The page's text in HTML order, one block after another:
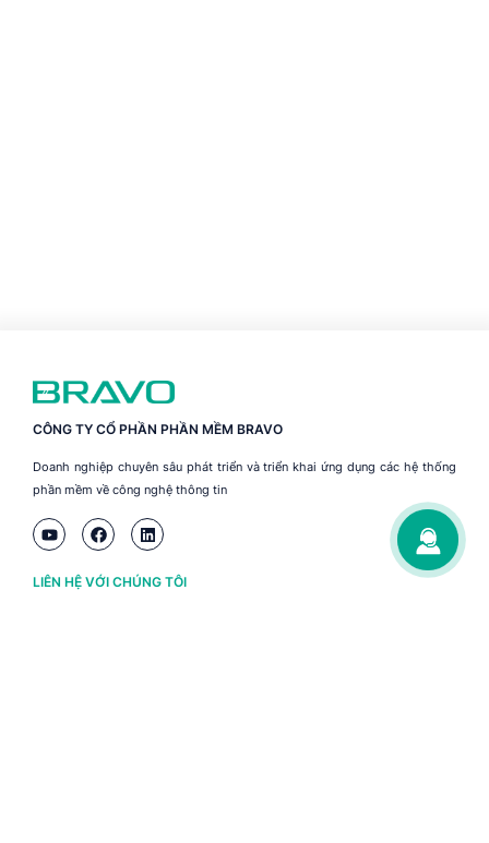
CÔNG TY CỔ PHẦN PHẦN MỀM BRAVO
Doanh nghiệp chuyên sâu phát triển và triển khai ứng dụng các hệ thống
phần mềm về công nghệ thông tin
LIÊN HỆ VỚI CHÚNG TÔI